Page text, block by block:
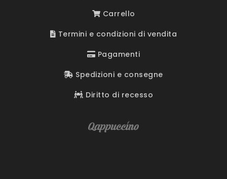
Carrello
Termini e condizioni di vendita
Pagamenti
Spedizioni e consegne
Diritto di recesso